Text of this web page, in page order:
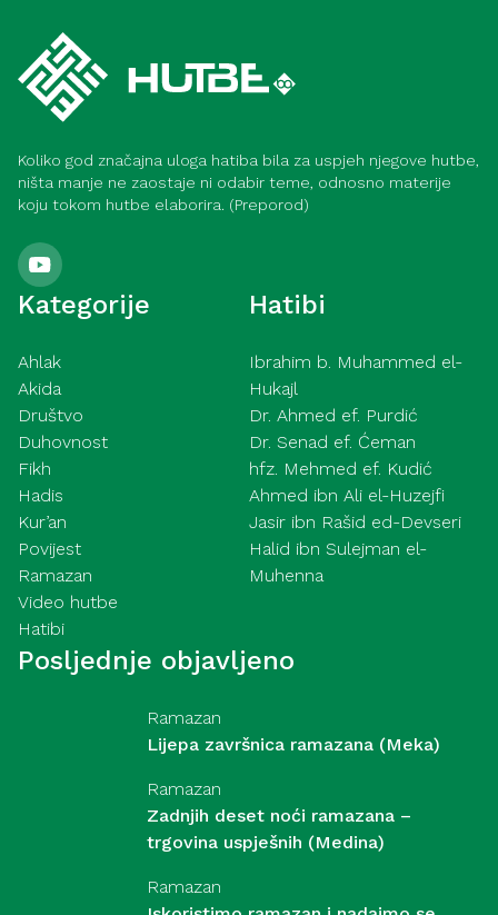
Koliko god značajna uloga hatiba bila za uspjeh njegove hutbe,
ništa manje ne zaostaje ni odabir teme, odnosno materije
koju tokom hutbe elaborira. (Preporod)
Kategorije
Ahlak
Akida
Društvo
Duhovnost
Fikh
Hadis
Kur’an
Povijest
Ramazan
Video hutbe
Hatibi
Hatibi
Ibrahim b. Muhammed el-
Hukajl
Dr. Ahmed ef. Purdić
Dr. Senad ef. Ćeman
hfz. Mehmed ef. Kudić
Ahmed ibn Ali el-Huzejfi
Jasir ibn Rašid ed-Devseri
Halid ibn Sulejman el-
Muhenna
Posljednje objavljeno
Ramazan
Lijepa završnica ramazana (Meka)
Ramazan
Zadnjih deset noći ramazana –
trgovina uspješnih (Medina)
Ramazan